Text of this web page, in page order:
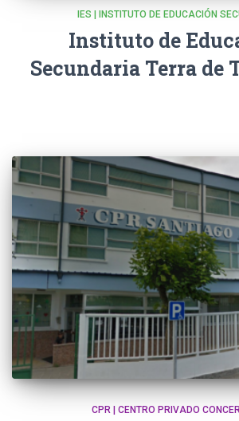
IES | INSTITUTO DE EDUCACIÓN
Instituto de
Secundaria Terra de
CPR | CENTRO PRIVADO